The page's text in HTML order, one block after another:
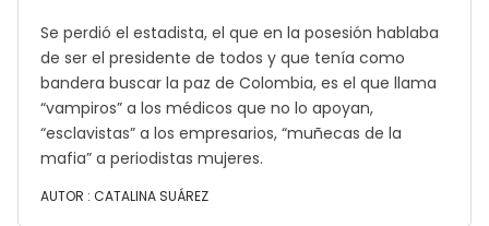
Se perdió el estadista, el que en la posesión hablaba
de ser el presidente de todos y que tenía como
bandera buscar la paz de Colombia, es el que llama
“vampiros” a los médicos que no lo apoyan,
“esclavistas” a los empresarios, “muñecas de la
mafia” a periodistas mujeres.
AUTOR : CATALINA SUÁREZ